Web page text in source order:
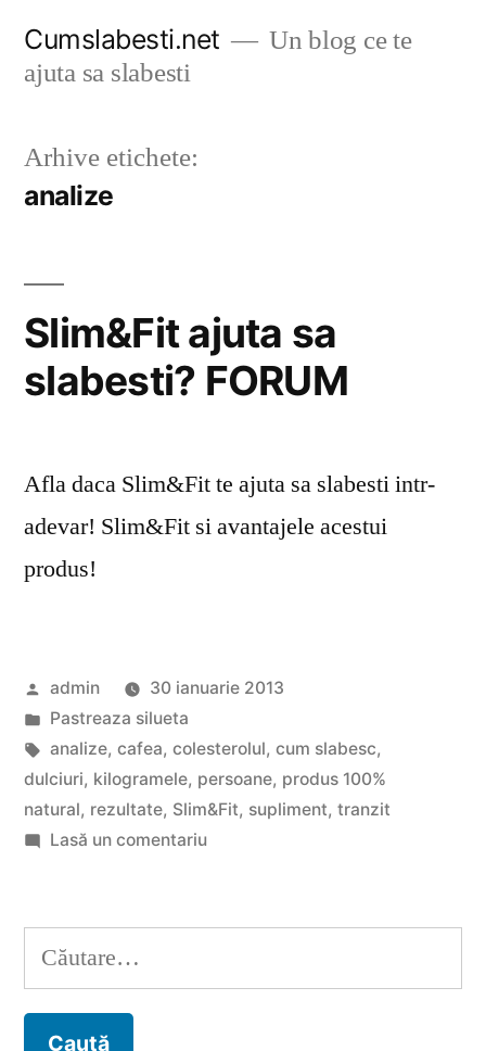
Cumslabesti.net
Un blog ce te
ajuta sa slabesti
Arhive etichete:
analize
Slim&Fit ajuta sa
slabesti? FORUM
Afla daca Slim&Fit te ajuta sa slabesti intr-
adevar! Slim&Fit si avantajele acestui
produs!
Publicat
de
admin
30 ianuarie 2013
Publicat
în
Pastreaza silueta
Etichete:
analize, cafea, colesterolul, cum slabesc,
dulciuri, kilogramele, persoane, produs 100%
natural, rezultate, Slim&Fit, supliment, tranzit
Lasă un comentariula
sa
FORUM
Caută
după: